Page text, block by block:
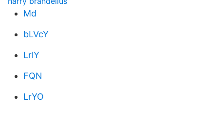
Md
bLVcY
LrlY
FQN
LrYO